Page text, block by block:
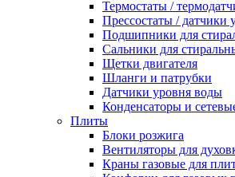
Термостаты /
Прессостаты / датчики
Подшипники для
Сальники для
Щетки двигателя
Шланги и патрубки
Датчики уровня воды
Конденсаторы и
Плиты
Блоки розжига
Вентиляторы для
Краны газовые для